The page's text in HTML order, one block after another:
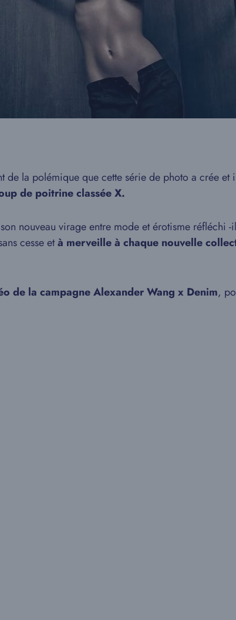
de la polémique que cette série de photo a crée et
de poitrine classée X.
nouveau virage entre mode et érotisme réfléchi -
cesse età merveille à chaque nouvelle
de la campagne Alexander Wang x Denim,